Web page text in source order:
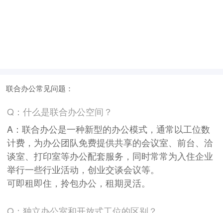
联合办公常见问题：
Q：什么是联合办公空间？
A：联合办公是一种新型的办公模式，通常以工位数
计费，为办公团队免费提供共享的会议室、前台、洽
谈室、打印室等办公配套服务，同时常常为入住企业
举行一些行业活动，创业交谈会议等。
可即租即住，拎包办公，租期灵活。